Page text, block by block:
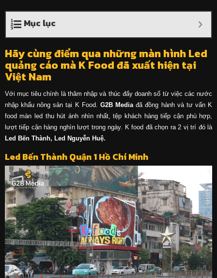
Mục lục
Hãy cùng điểm qua những màn hình Led
quảng cáo mà K Food đã xuất hiện tại
Việt Nam
Với mục tiêu chính là thâm nhập và thúc đẩy doanh số từ việc các nước
nhập khẩu nông sản tại K Food. G2B Mediađã đồng hành và tư vấn K
food màn led thu hút ánh nhìn nhất, tệp khách hàng tiếp cận phù hợp,
lượt tiếp cận hàng nghìn lượt trong ngày. K food đã chọn ra 2 vị trí đó là
Led Bến Thành, Led Nguyễn Huệ.
Led Bến Thành Quận 1 Hồ Chí Minh